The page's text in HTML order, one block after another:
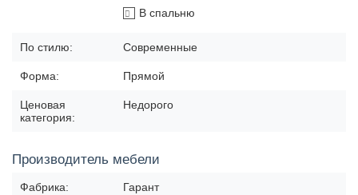
В спальню
По стилю: Современные
Форма: Прямой
Ценовая
категория:
Недорого
Производитель мебели
Фабрика: Гарант